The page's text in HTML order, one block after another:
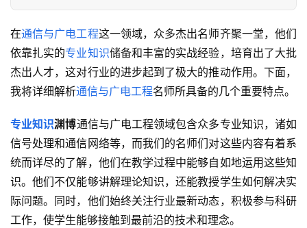
在通信与广电工程这一领域，众多杰出名师齐聚一堂，他们
依靠扎实的专业知识储备和丰富的实战经验，培育出了大批
杰出人才，这对行业的进步起到了极大的推动作用。下面，
我将详细解析通信与广电工程名师所具备的几个重要特点。
专业知识渊博通信与广电工程领域包含众多专业知识，诸如
信号处理和通信网络等，而我们的名师们对这些内容有着系
统而详尽的了解，他们在教学过程中能够自如地运用这些知
识。他们不仅能够讲解理论知识，还能教授学生如何解决实
际问题。同时，他们始终关注行业最新动态，积极参与科研
工作，使学生能够接触到最前沿的技术和理念。